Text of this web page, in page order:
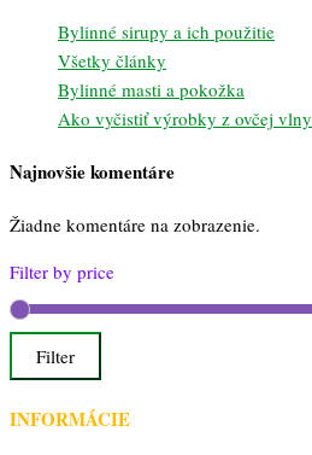
Bylinné sirupy a ich použitie
Všetky články
Bylinné masti a pokožka
Ako vyčistiť výrobky z ovčej vlny
Najnovšie komentáre
Žiadne komentáre na zobrazenie.
Filter by price
Filter
INFORMÁCIE